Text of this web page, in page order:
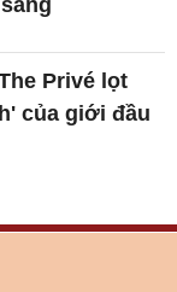
Privé lọt
của giới đầu